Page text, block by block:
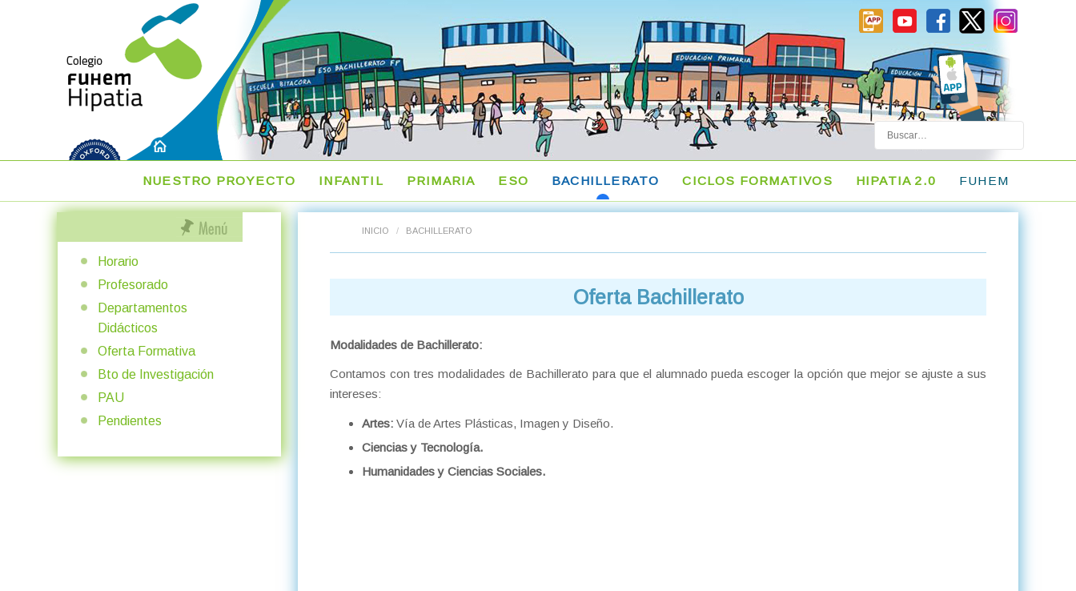
Buscar
NUESTRO PROYECTO INFANTIL PRIMARIA ESO BACHILLERATO CICLOS FORMATIVOS HIPATIA 2.0 FUHEM
INICIO / BACHILLERATO
Oferta Bachillerato
Modalidades de Bachillerato:
Contamos con tres modalidades de Bachillerato para que el alumnado pueda escoger la opción que mejor se ajuste a sus
intereses:
Artes: Vía de Artes Plásticas, Imagen y Diseño.
Ciencias y Tecnología.
Humanidades y Ciencias Sociales.
Horario
Profesorado
Departamentos
Didácticos
Oferta Formativa
Bto de Investigación
PAU
Pendientes